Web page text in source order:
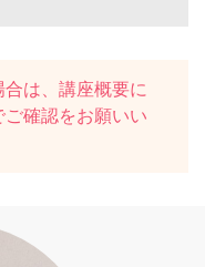
合は、講座概要に
ご確認をお願いい